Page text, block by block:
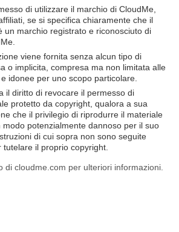
di utilizzare il marchio di CloudMe,
se si specifica chiaramente che il
un marchio registrato e riconosciuto di
viene fornita senza alcun tipo di
o implicita, compresa ma non limitata alle
idonee per uno scopo particolare.
il diritto di revocare il permesso di
protetto da copyright, qualora a sua
che il privilegio di riprodurre il materiale
modo potenzialmente dannoso per il suo
di cui sopra non sono seguite
il proprio copyright.
di cloudme.com per ulteriori informazioni.